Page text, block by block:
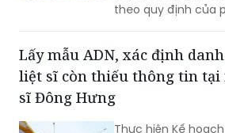
Lấy mẫu ADN, xác định
sĩ Đông Hưng
Thực hiện Kế
dịch 500 ngày đêm
tác tìm kiếm, quy